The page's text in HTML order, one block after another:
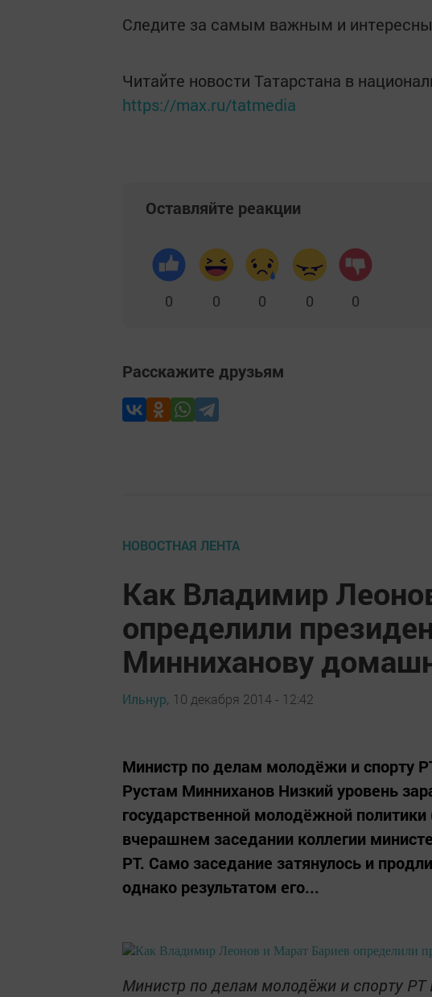
Следите за самым важным и
Читайте новости Татарстана в
https://max.ru/tatmedia
Оставляйте реакции
0 0 0 0 0
Расскажите друзьям
НОВОСТНАЯ ЛЕНТА
Как Владимир
определили
Минниханову
Ильнур, 10 декабря 2014 - 12:42
Министр по делам молодёжи и спорту
Рустам Минниханов Низкий уровень
государственной молодёжной
вчерашнем заседании коллегии
РТ. Само заседание затянулось и
однако результатом его...
Министр по делам молодёжи и спорту